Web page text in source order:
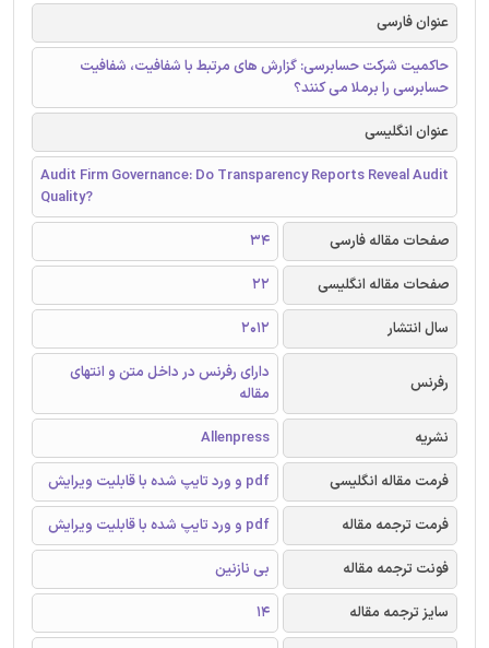
عنوان فارسی
حاکمیت شرکت حسابرسی: گزارش های مرتبط با شفافیت، شفافیت
حسابرسی را برملا می کنند؟
عنوان انگلیسی
Audit Firm Governance: Do Transparency Reports Reveal Audit
Quality?
صفحات مقاله فارسی
34
صفحات مقاله انگلیسی
22
سال انتشار
2012
رفرنس
دارای رفرنس در داخل متن و انتهای
مقاله
نشریه
Allenpress
فرمت مقاله انگلیسی
pdf و ورد تایپ شده با قابلیت ویرایش
فرمت ترجمه مقاله
pdf و ورد تایپ شده با قابلیت ویرایش
فونت ترجمه مقاله
بی نازنین
سایز ترجمه مقاله
14